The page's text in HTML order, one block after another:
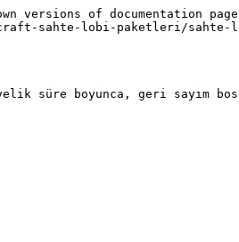
versions of documentation
sahte-lobi-paketleri/
süre boyunca, geri sayım